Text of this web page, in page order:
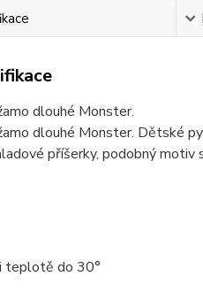
dlouhé Monster.
dlouhé Monster. Dětské
příšerky, podobný motiv
teplotě do 30°